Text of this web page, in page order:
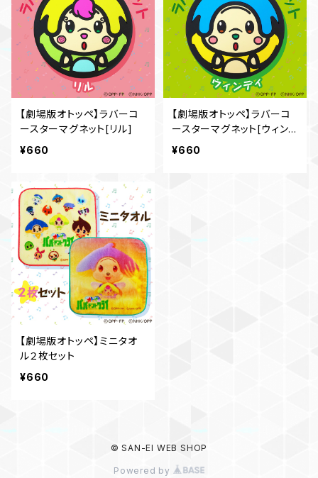
【劇場版オトッペ】ラバーコ
ースターマグネット[リル]
¥660
【劇場版オトッペ】ラバーコ
ースターマグネット[ウィン
ディ]
¥660
【劇場版オトッペ】ミニタオ
ル２枚セット
¥660
© SAN-EI WEB SHOP
Powered by